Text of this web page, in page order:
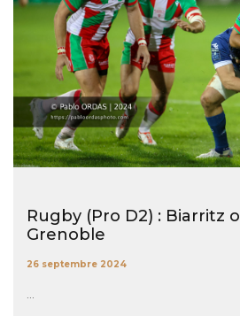
Rugby (Pro D2) : Biarritz
Grenoble
26 septembre 2024
...